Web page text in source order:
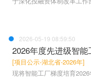
2026-05-19 08:59:50
2026年度先进级智
[项目公示-湖北省-2026年]
现将智能工厂梯度培育